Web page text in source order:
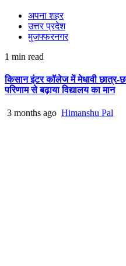
अपना शहर
उत्तर प्रदेश
मुजफ्फरनगर
1 min read
किसान इंटर कॉलेज में मेधावी छात्र-
परिणाम से बढ़ाया विद्यालय का मान
3 months ago Himanshu Pal